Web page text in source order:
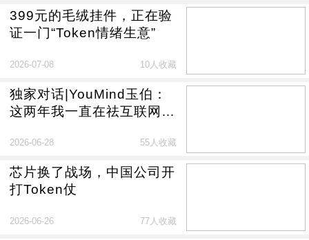
399元的毛绒挂件，正在验
证一门“Token情绪生意”
2026-07-08 10人收藏
独家对话|YouMind玉伯：
这两年我一直在祛互联网的
2026-06-28 55人收藏
芯片换了战场，中国公司开
打Token仗
2026-06-26 77人收藏